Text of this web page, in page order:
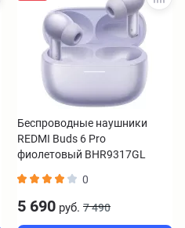
Беспроводные наушники
REDMI Buds 6 Pro
фиолетовый BHR9317GL
0
5 690 руб. 7 490